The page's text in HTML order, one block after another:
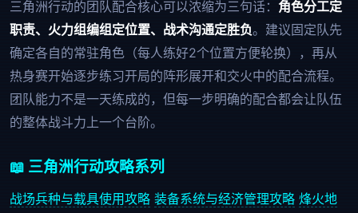
三角洲行动的团队配合核心可以浓缩为三句话： 角色分工定
职责、火力组编组定位置、战术沟通定胜负。建议固定队先
确定各自的常驻角色（每人练好2个位置方便轮换），再从
热身赛开始逐步练习开局的阵形展开和交火中的配合流程。
团队能力不是一天练成的，但每一步明确的配合都会让队伍
的整体战斗力上一个台阶。
📖 三角洲行动攻略系列
战场兵种与载具使用攻略 装备系统与经济管理攻略 烽火地